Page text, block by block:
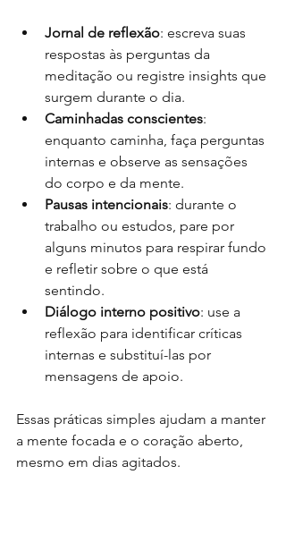
Jornal de reflexão: escreva suas
respostas às perguntas da
meditação ou registre insights que
surgem durante o dia.
Caminhadas conscientes:
enquanto caminha, faça perguntas
internas e observe as sensações
do corpo e da mente.
Pausas intencionais: durante o
trabalho ou estudos, pare por
alguns minutos para respirar fundo
e refletir sobre o que está
sentindo.
Diálogo interno positivo: use a
reflexão para identificar críticas
internas e substituí-las por
mensagens de apoio.
Essas práticas simples ajudam a manter
a mente focada e o coração aberto,
mesmo em dias agitados.